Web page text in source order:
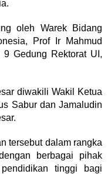
oleh Warek Bidang
Prof Ir Mahmud
Gedung Rektorat UI,
diwakili Wakil Ketua
Sabur dan Jamaludin
tersebut dalam rangka
berbagai pihak
tinggi bagi